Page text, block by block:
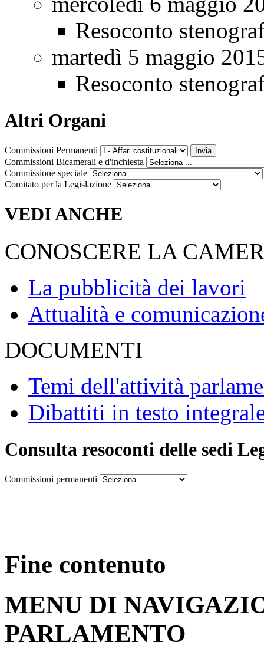
Resoconto
martedì 5 maggio
Resoconto
Altri Organi
Commissioni Permanenti
Commissioni Bicamerali e d'inchiesta
Commissione speciale
Comitato per la Legislazione
VEDI ANCHE
CONOSCERE LA
La pubblicità dei lavori
Attualità e
DOCUMENTI
Temi dell'attività
Dibattiti in testo
Consulta resoconti delle sedi
Commissioni permanenti
Fine contenuto
MENU DI
PARLAMENTO